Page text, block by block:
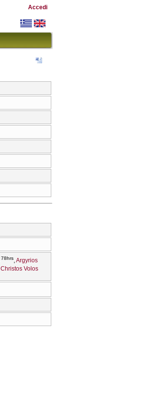
Accedi
78hrs Argyrios
Christos Volos